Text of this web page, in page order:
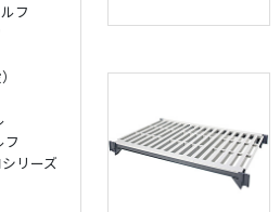
フ
フ
リーズ